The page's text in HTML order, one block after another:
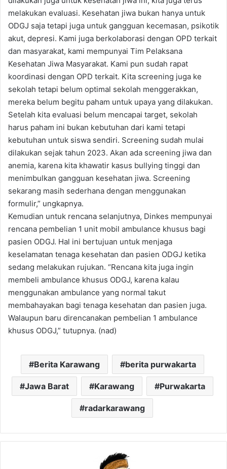
melakukan evaluasi. Kesehatan jiwa bukan hanya untuk
ODGJ saja tetapi juga untuk gangguan kecemasan, psikotik
akut, depresi. Kami juga berkolaborasi dengan OPD terkait
dan masyarakat, kami mempunyai Tim Pelaksana
Kesehatan Jiwa Masyarakat. Kami pun sudah rapat
koordinasi dengan OPD terkait. Kita screening juga ke
sekolah tetapi belum optimal sekolah menggerakkan,
mereka belum begitu paham untuk upaya yang dilakukan.
Setelah kita evaluasi belum mencapai target, sekolah
harus paham ini bukan kebutuhan dari kami tetapi
kebutuhan untuk siswa sendiri. Screening sudah mulai
dilakukan sejak tahun 2023. Akan ada screening jiwa dan
anemia, karena kita khawatir kasus bullying tinggi dan
menimbulkan gangguan kesehatan jiwa. Screening
sekarang masih sederhana dengan menggunakan
formulir,” ungkapnya.
Kemudian untuk rencana selanjutnya, Dinkes mempunyai
rencana pembelian 1 unit mobil ambulance khusus bagi
pasien ODGJ. Hal ini bertujuan untuk menjaga
keselamatan tenaga kesehatan dan pasien ODGJ ketika
sedang melakukan rujukan. “Rencana kita juga ingin
membeli ambulance khusus ODGJ, karena kalau
menggunakan ambulance yang normal takut
membahayakan bagi tenaga kesehatan dan pasien juga.
Walaupun baru direncanakan pembelian 1 ambulance
khusus ODGJ,” tutupnya. (nad)
Berita Karawang berita purwakarta
Jawa Barat Karawang Purwakarta
radarkarawang